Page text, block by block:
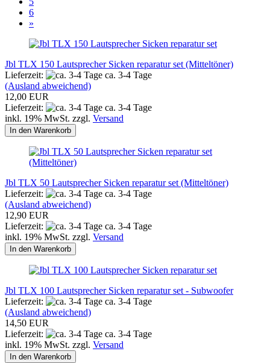
6
»
Jbl TLX 150 Lautsprecher Sicken reparatur set (Mitteltöner)
Lieferzeit:
ca. 3-4 Tage
(Ausland abweichend)
12,00 EUR
Lieferzeit:
ca. 3-4 Tage
inkl. 19% MwSt. zzgl. Versand
In den Warenkorb
Jbl TLX 50 Lautsprecher Sicken reparatur set (Mitteltöner)
Lieferzeit:
ca. 3-4 Tage
(Ausland abweichend)
12,90 EUR
Lieferzeit:
ca. 3-4 Tage
inkl. 19% MwSt. zzgl. Versand
In den Warenkorb
Jbl TLX 100 Lautsprecher Sicken reparatur set - Subwoofer
Lieferzeit:
ca. 3-4 Tage
(Ausland abweichend)
14,50 EUR
Lieferzeit:
ca. 3-4 Tage
inkl. 19% MwSt. zzgl. Versand
In den Warenkorb